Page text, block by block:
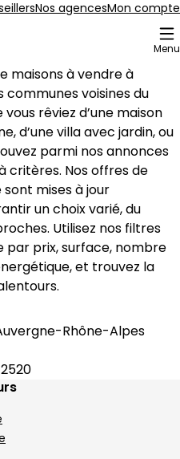
Nos agencesMon compte
Menu
Maclas
Saint-Appolinard
communes voisines du
vous rêviez d’une maison
, d’une villa avec jardin, ou
parmi nos annonces
critères. Nos offres de
sont mises à jour
un choix varié, du
Utilisez nos filtres
prix, surface, nombre
et trouvez la
Rhône-Alpes